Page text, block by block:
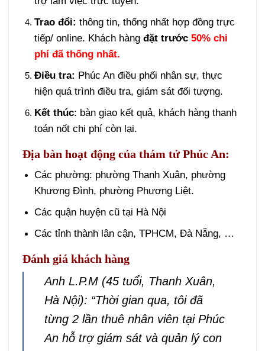
Trao đổi: thông tin, thống nhất hợp đồng trực
tiếp/ online. Khách hàng đặt trước 50% chi
phí đã thống nhất.
Điều tra: Phúc An điều phối nhân sự, thực
hiện quá trình điều tra, giám sát đối tượng.
Kết thúc: bàn giao kết quả, khách hàng thanh
toán nốt chi phí còn lại.
Địa bàn hoạt động của thám tử Phúc An:
Các phường: phường Thanh Xuân, phường
Khương Đình, phường Phương Liệt.
Các quận huyện cũ tại Hà Nội
Các tỉnh thành lân cận, TPHCM, Đà Nẵng, …
Đánh giá khách hàng
Anh L.P.M (45 tuổi, Thanh Xuân,
Hà Nội): “Thời gian qua, tôi đã
từng 2 lần thuê nhân viên tại Phúc
An hỗ trợ giám sát và quản lý con